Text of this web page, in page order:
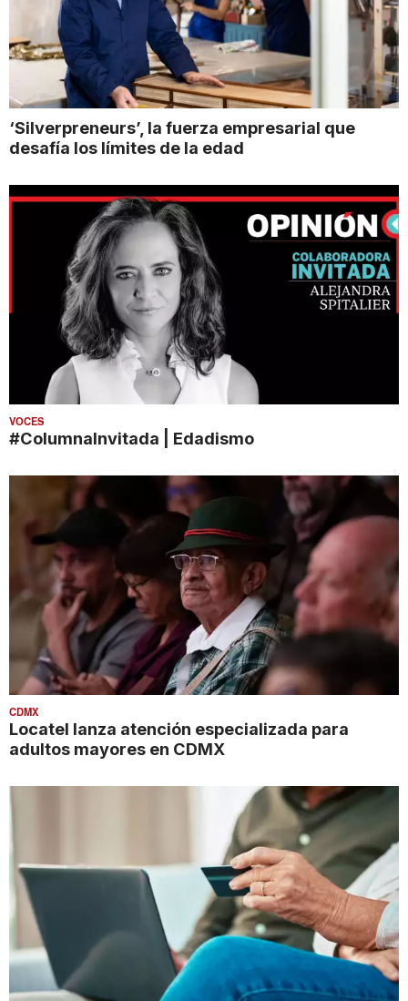
‘Silverpreneurs’, la fuerza empresarial que
desafía los límites de la edad
VOCES
#ColumnaInvitada | Edadismo
CDMX
Locatel lanza atención especializada para
adultos mayores en CDMX